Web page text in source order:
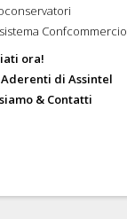
Confcommercio
ora!
Aderenti di Assintel
& Contatti